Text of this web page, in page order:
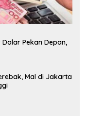
Pekan Depan,
Mal di Jakarta